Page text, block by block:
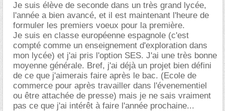
Je suis élève de seconde dans un très grand lycée,
l'année a bien avancé, et il est maintenant l'heure de
formuler les premiers voeux pour la première.
Je suis en classe européenne espagnole (c'est
compté comme un enseignement d'exploration dans
mon lycée) et j'ai pris l'option SES. J'ai une très bonne
moyenne générale. Bref, j'ai déjà un projet bien défini
de ce que j'aimerais faire après le bac. (Ecole de
commerce pour après travailler dans l'évenementiel
ou être attachée de presse) mais je ne sais vraiment
pas ce que j'ai intérêt à faire l'année prochaine...